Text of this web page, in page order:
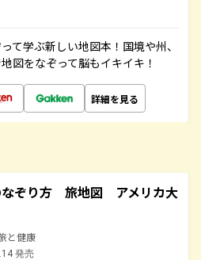
て学ぶ新しい地図本！国境や州、
図をなぞって脳もイキイキ！
詳細を見る
なぞり方 旅地図 アメリカ大
と健康
発売